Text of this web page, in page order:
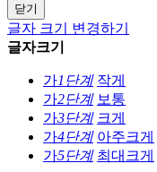
닫기
글자 크기 변경하기
글자크기
가1단계 작게
가2단계 보통
가3단계 크게
가4단계 아주크게
가5단계 최대크게